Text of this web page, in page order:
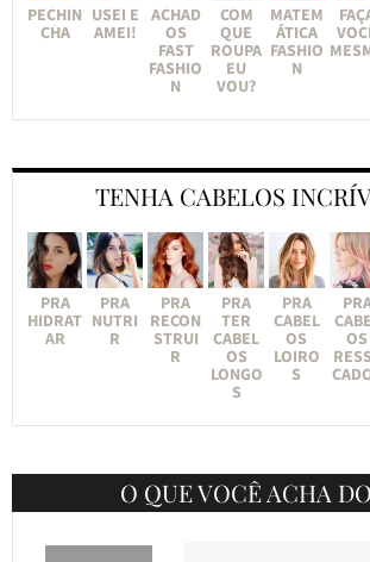
PECHIN
CHA
USEI E
AMEI!
ACHAD
OS
FAST
FASHIO
N
COM
QUE
ROUPA
EU
VOU?
MATEM
ÁTICA
FASHIO
N
TENHA CABELOS
PRA
HIDRAT
AR
PRA
NUTRI
R
PRA
RECON
STRUI
R
PRA
TER
CABEL
OS
LONGO
S
PRA
CABEL
OS
LOIRO
S
OS
O QUE VOCÊ ACHA